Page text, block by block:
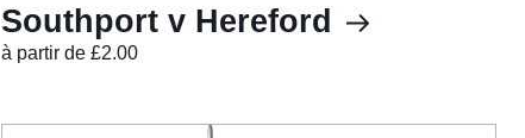
Southport v Hereford
à partir de £2.00